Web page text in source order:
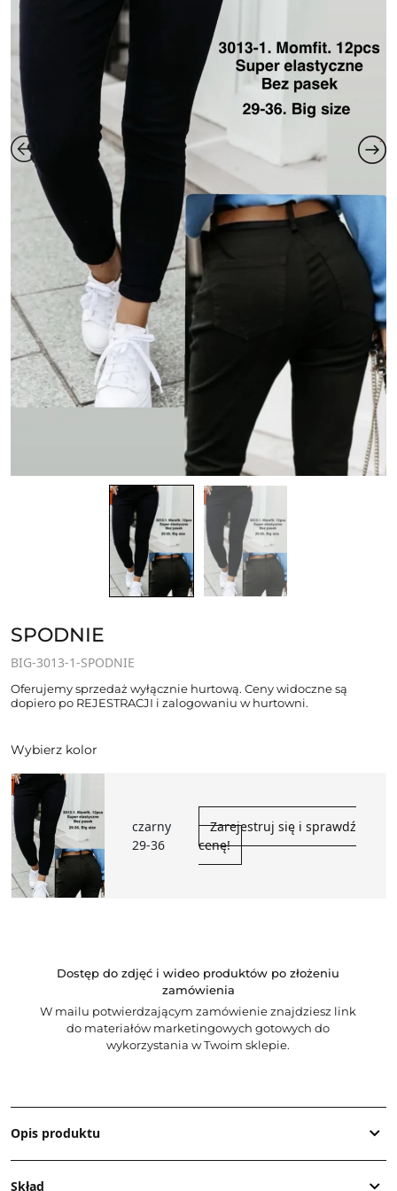
SPODNIE
BIG-3013-1-SPODNIE
Oferujemy sprzedaż wyłącznie hurtową. Ceny widoczne są
dopiero po REJESTRACJI i zalogowaniu w hurtowni.
Wybierz kolor
czarny
29-36
Zarejestruj się i sprawdź
cenę!
Dostęp do zdjęć i wideo produktów po złożeniu
zamówienia
W mailu potwierdzającym zamówienie znajdziesz link
do materiałów marketingowych gotowych do
wykorzystania w Twoim sklepie.
Opis produktu
Skład